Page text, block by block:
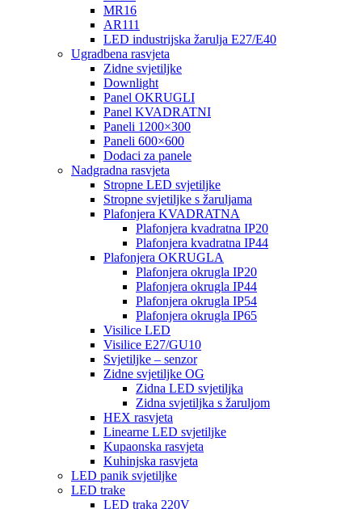
MR16
AR111
LED industrijska žarulja E27/E40
Ugradbena rasvjeta
Zidne svjetiljke
Downlight
Panel OKRUGLI
Panel KVADRATNI
Paneli 1200×300
Paneli 600×600
Dodaci za panele
Nadgradna rasvjeta
Stropne LED svjetiljke
Stropne svjetiljke s žaruljama
Plafonjera KVADRATNA
Plafonjera kvadratna IP20
Plafonjera kvadratna IP44
Plafonjera OKRUGLA
Plafonjera okrugla IP20
Plafonjera okrugla IP44
Plafonjera okrugla IP54
Plafonjera okrugla IP65
Visilice LED
Visilice E27/GU10
Svjetiljke – senzor
Zidne svjetiljke OG
Zidna LED svjetiljka
Zidna svjetiljka s žaruljom
HEX rasvjeta
Linearne LED svjetiljke
Kupaonska rasvjeta
Kuhinjska rasvjeta
LED panik svjetiljke
LED trake
LED traka 220V